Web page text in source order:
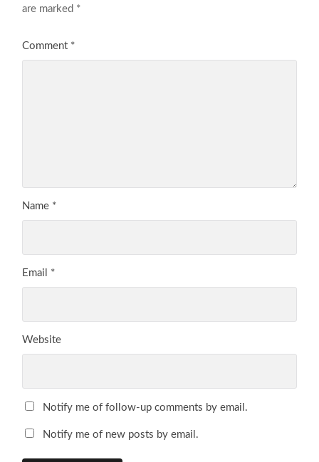
are marked *
Comment *
Name *
Email *
Website
Notify me of follow-up comments by email.
Notify me of new posts by email.